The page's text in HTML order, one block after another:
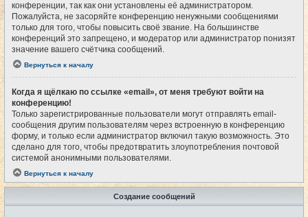
конференции, так как они установлены её администратором.
Пожалуйста, не засоряйте конференцию ненужными сообщениями
только для того, чтобы повысить своё звание. На большинстве
конференций это запрещено, и модератор или администратор понизят
значение вашего счётчика сообщений.
Вернуться к началу
Когда я щёлкаю по ссылке «email», от меня требуют войти на
конференцию!
Только зарегистрированные пользователи могут отправлять email-
сообщения другим пользователям через встроенную в конференцию
форму, и только если администратор включил такую возможность. Это
сделано для того, чтобы предотвратить злоупотребления почтовой
системой анонимными пользователями.
Вернуться к началу
Создание сообщений